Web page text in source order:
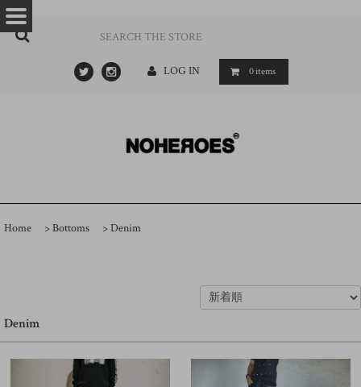
…- ->
LOG IN 0items
Home >Bottoms >Denim
Denim